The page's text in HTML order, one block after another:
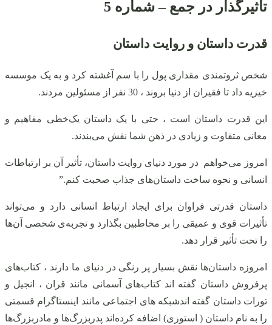
تأثیرگذار در جمع – شماره 5
قدرت داستان و روایت داستان
شخص ثروتمندی مقداری پول را با سم آغشته کرد و به یک موسسه
خیریه داد تا فقیران از دنیا بروند ، 30 نفر از مسئولین مردند.
این قدرت داستان است ، حتی با یک داستان یک‌خطی مفاهیم و
معانی متفاوت و زیادی در ذهن شما نقش می‌بندند.
امروز می‌خواهم در مورد دنیای روایت داستان، تأثیر آن بر ارتباطات
انسانی و نحوه ساخت داستان‌های جذاب صحبت کنم.”
داستان قدرتی فراوان برای ایجاد ارتباط انسانی دارد و می‌تواند
تأثیرات قوی و عمیقی را بر مخاطبین بگذارد و تجربه‌ی شخصی آن‌ها
را تحت تأثیر قرار دهد.
امروزه داستان‌ها نقش بسیار پر رنگی در دنیای ما دارند ، کتاب‌های
پرفروش داستان گفته اند کتاب‌های آسمانی مانند قران ، انجیل و
تورات داستان گفته اندشبکه های اجتماعی مانند اینستاگرام قسمتی
را به نام داستان ( استوری) اضافه کرده‌اند پدربزرگ‌ها و مادربزرگ‌ها